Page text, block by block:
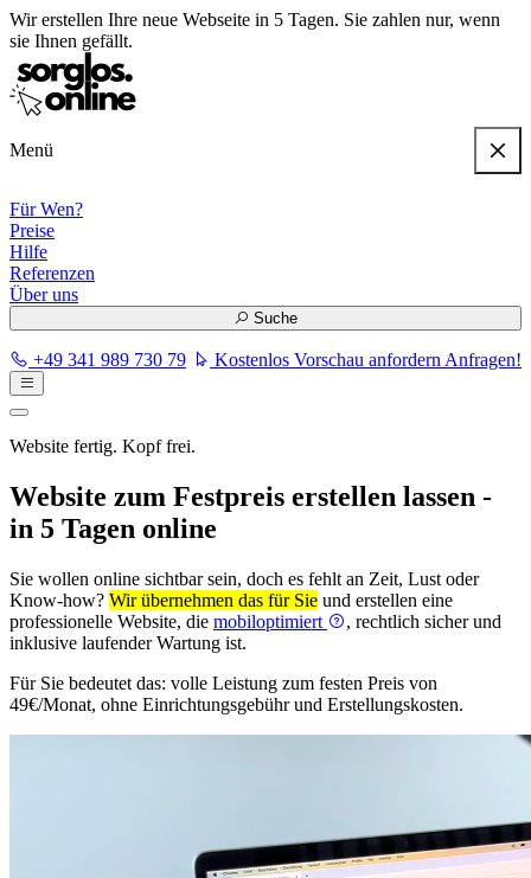
Wir erstellen Ihre neue Webseite in 5 Tagen. Sie zahlen nur, wenn
sie Ihnen gefällt.
Menü
Für Wen?
Preise
Hilfe
Referenzen
Über uns
Suche
+49 341 989 730 79 Kostenlos Vorschau anfordern Anfragen!
Website fertig. Kopf frei.
Website zum Festpreis erstellen lassen -
in 5 Tagen online
Sie wollen online sichtbar sein, doch es fehlt an Zeit, Lust oder
Know-how? Wir übernehmen das für Sie und erstellen eine
professionelle Website, die mobiloptimiert
, rechtlich sicher und
inklusive laufender Wartung ist.
Für Sie bedeutet das: volle Leistung zum festen Preis von
49€/Monat, ohne Einrichtungsgebühr und Erstellungskosten.